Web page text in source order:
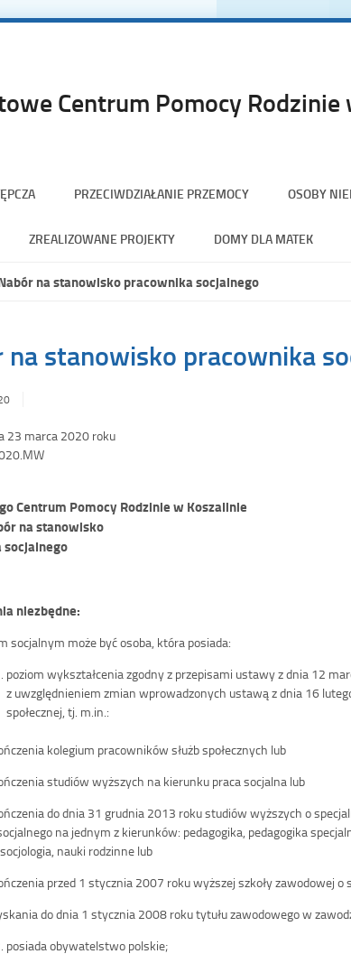
Centrum Pomocy Rodzinie
PRZECIWDZIAŁANIE PRZEMOCY OSOBY
ZREALIZOWANE PROJEKTY DOMY DLA MATEK
na stanowisko pracownika socjalnego
na stanowisko pracownika
23 marca 2020 roku
Centrum Pomocy Rodzinie w Koszalinie
na stanowisko
niezbędne:
socjalnym może być osoba, która posiada:
poziom wykształcenia zgodny z przepisami ustawy z dnia 12
z uwzględnieniem zmian wprowadzonych ustawą z dnia 16
społecznej, tj. m.in.:
kolegium pracowników służb społecznych lub
studiów wyższych na kierunku praca socjalna lub
do dnia 31 grudnia 2013 roku studiów wyższych o
na jednym z kierunków: pedagogika, pedagogika
nauki rodzinne lub
przed 1 stycznia 2007 roku wyższej szkoły zawodowej o
do dnia 1 stycznia 2008 roku tytułu zawodowego w
posiada obywatelstwo polskie;